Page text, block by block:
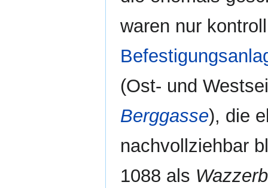
waren nur
(Ost- und
Berggasse), die
nachvollziehbar
1088 als